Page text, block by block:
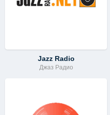
Jazz Radio
Джаз Радио